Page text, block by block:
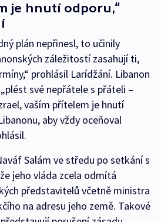
je hnutí odporu,“
plán nepřinesl, to učinily
záležitostí zasahují ti,
prohlásil Larídžání. Libanon
své nepřátele s přáteli –
vaším přítelem je hnutí
aby vždy oceňoval
Salám ve středu po setkání s
jeho vláda zcela odmítá
představitelů včetně ministra
na adresu jeho země. Takové